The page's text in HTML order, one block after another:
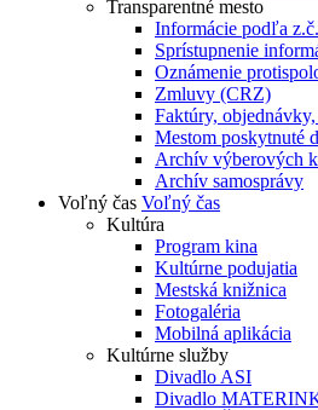
Transparentné mesto
Informácie podľa
Sprístupnenie
Oznámenie
Zmluvy (CRZ)
Faktúry,
Mestom poskytnuté
Archív výberových
Archív samosprávy
Voľný čas Voľný čas
Kultúra
Program kina
Kultúrne podujatia
Mestská knižnica
Fotogaléria
Mobilná aplikácia
Kultúrne služby
Divadlo ASI
Divadlo